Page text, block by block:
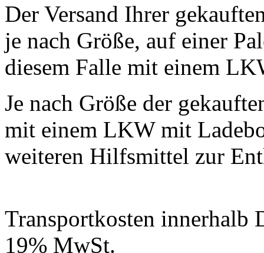
Der Versand Ihrer
je nach Größe, auf einer
diesem Falle mit einem
Je nach Größe der
mit einem LKW mit
weiteren Hilfsmittel zur
Transportkosten innerhalb
19% MwSt.